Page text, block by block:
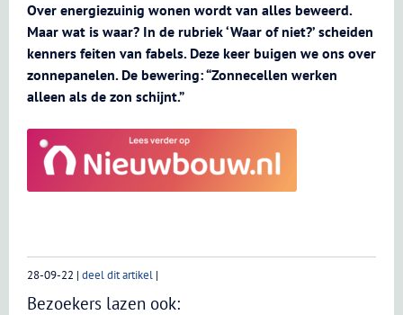
Over energiezuinig wonen wordt van alles beweerd.
Maar wat is waar? In de rubriek ‘Waar of niet?’ scheiden
kenners feiten van fabels. Deze keer buigen we ons over
zonnepanelen. De bewering: “Zonnecellen werken
alleen als de zon schijnt.”
28-09-22 | deel dit artikel |
Bezoekers lazen ook: